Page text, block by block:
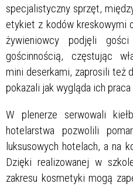
specjalistyczny sprzęt,
etykiet z kodów kreskowymi
żywieniowcy podjęli
gościnnością, częstując
mini deserkami, zaprosili też
pokazali jak wygląda ich
W plenerze serwowali
hotelarstwa pozwolili
luksusowych hotelach, a na
Dzięki realizowanej w
zakresu kosmetyki mogą